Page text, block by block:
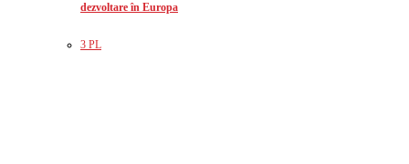
dezvoltare în Europa
3 PL